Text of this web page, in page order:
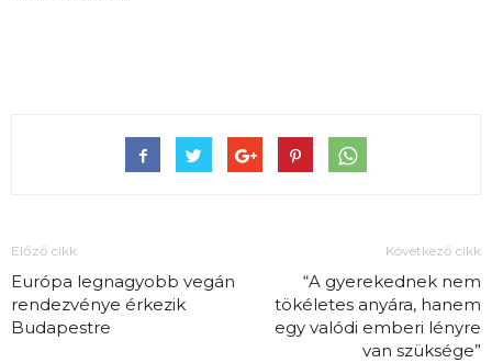
Előző cikk
Európa legnagyobb vegán
rendezvénye érkezik
Budapestre
Következő cikk
“A gyerekednek nem
tökéletes anyára, hanem
egy valódi emberi lényre
van szüksége”